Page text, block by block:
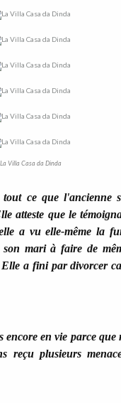
La Villa Casa da Dinda
ce que l'ancienne
atteste que le
a vu elle-même la
mari à faire de
a fini par divorcer
en vie parce que
reçu plusieurs